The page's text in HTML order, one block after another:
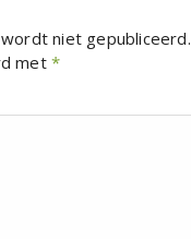
niet gepubliceerd.
met *